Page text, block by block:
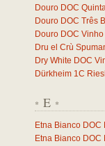
Douro DOC
Douro DOC Três
Douro DOC
Dru el Crù
Dry White DOC
Dürkheim 1C
* E *
Etna Bianco
Etna Bianco